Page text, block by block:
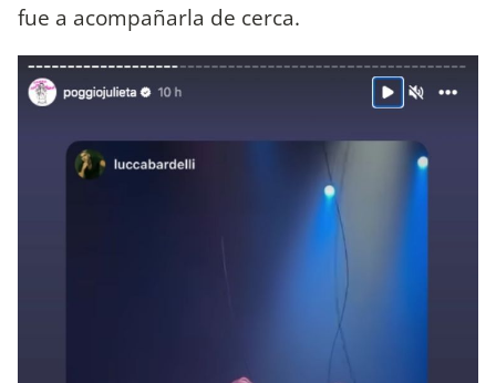
fue a acompañarla de cerca.